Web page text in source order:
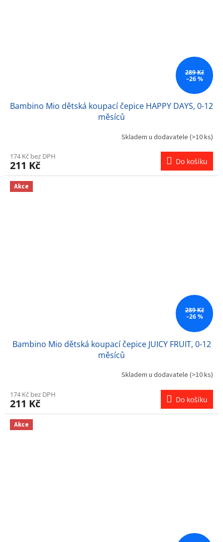
289 Kč
–26 %
Bambino Mio dětská koupací čepice HAPPY DAYS, 0-12
měsíců
Skladem u dodavatele (>10 ks)
174 Kč bez DPH
211 Kč Do košíku
Akce
289 Kč
–26 %
Bambino Mio dětská koupací čepice JUICY FRUIT, 0-12
měsíců
Skladem u dodavatele (>10 ks)
174 Kč bez DPH
211 Kč Do košíku
Akce